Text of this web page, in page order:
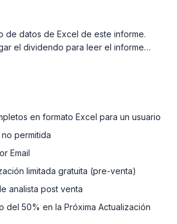
de datos de Excel de este informe.
el dividendo para leer el informe
en formato Excel para un usuario
permitida
Email
limitada gratuita (pre-venta)
analista post venta
del 50% en la Próxima Actualización